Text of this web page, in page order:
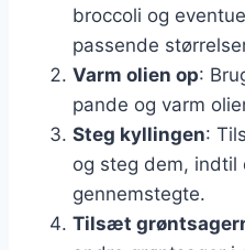
broccoli og
passende
Varm olien op:
pande og varm
Steg kyllingen:
og steg dem, indtil
gennemstegte.
Tilsæt